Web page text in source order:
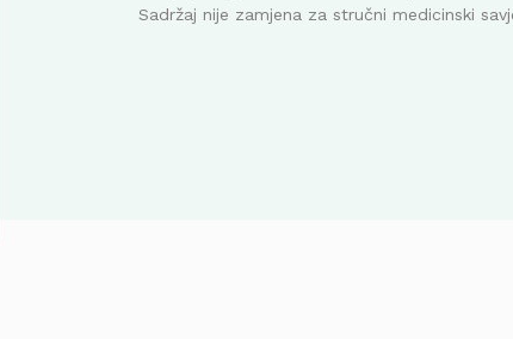
Sadržaj nije zamjena za stručni medicinski